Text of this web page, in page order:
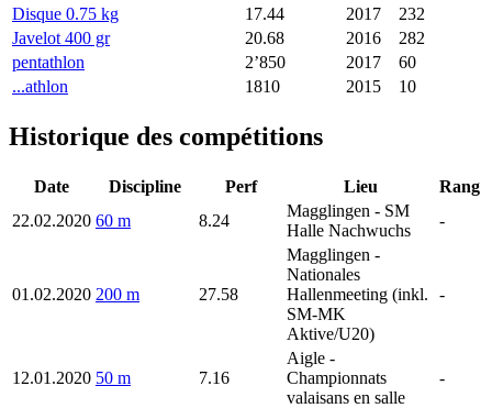
Disque 0.75 kg
17.44 2017
232
Javelot 400 gr
20.68 2016
282
pentathlon
2’850 2017
60
...athlon
1810 2015 10
Historique des compétitions
Date Discipline Perf Lieu
Rang
22.02.2020 60 m 8.24
Magglingen - SM
Halle Nachwuchs
-
01.02.2020 200 m 27.58
Magglingen -
Nationales
Hallenmeeting (inkl.
SM-MK
Aktive/U20)
-
12.01.2020 50 m 7.16
Aigle -
Championnats
valaisans en salle
-